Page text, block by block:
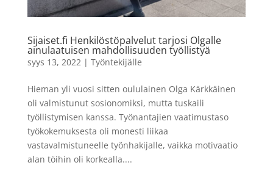
Sijaiset.fi Henkilöstöpalvelut tarjosi Olgalle
ainulaatuisen mahdollisuuden työllistyä
syys 13, 2022| Työntekijälle
Hieman yli vuosi sitten oululainen Olga Kärkkäinen
oli valmistunut sosionomiksi, mutta tuskaili
työllistymisen kanssa. Työnantajien vaatimustaso
työkokemuksesta oli monesti liikaa
vastavalmistuneelle työnhakijalle, vaikka motivaatio
alan töihin oli korkealla....